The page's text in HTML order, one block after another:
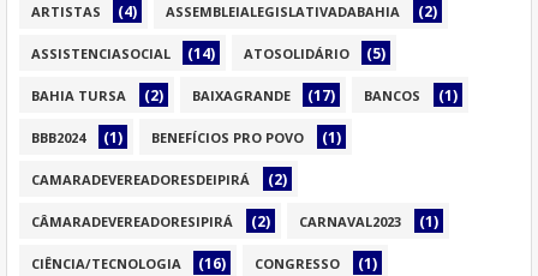
ARTISTAS (4) ASSEMBLEIALEGISLATIVADABAHIA (2)
ASSISTENCIASOCIAL (14) ATOSOLIDÁRIO (5)
BAHIA TURSA (2) BAIXAGRANDE (17) BANCOS (1)
BBB2024 (1) BENEFÍCIOS PRO POVO (1)
CAMARADEVEREADORESDEIPIRÁ (2)
CÂMARADEVEREADORESIPIRÁ (2) CARNAVAL2023 (1)
CIÊNCIA/TECNOLOGIA (16) CONGRESSO (1)